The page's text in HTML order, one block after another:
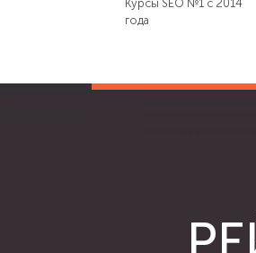
Курсы SEO №1 с 2014
года